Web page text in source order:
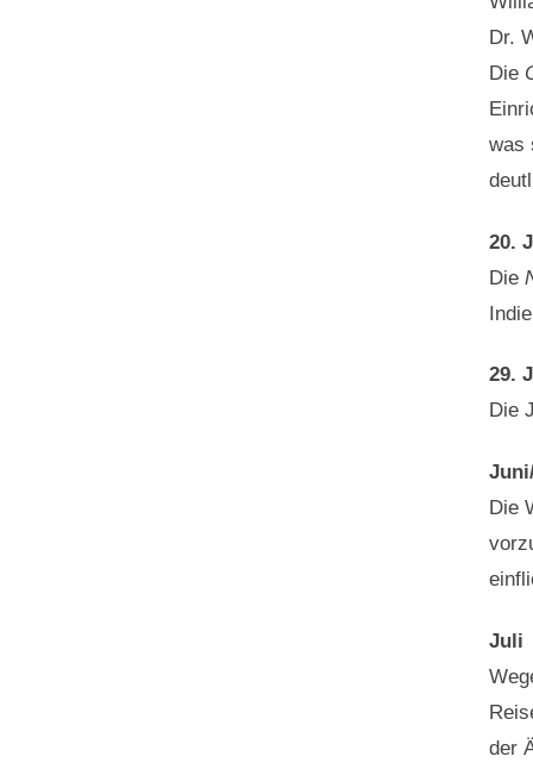
Dr.
Die
was
20.
Die
29.
Die
Die
Juli
der